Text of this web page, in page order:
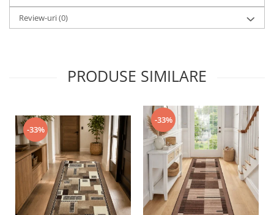
Review-uri(0)
PRODUSE SIMILARE
-33%
-33%